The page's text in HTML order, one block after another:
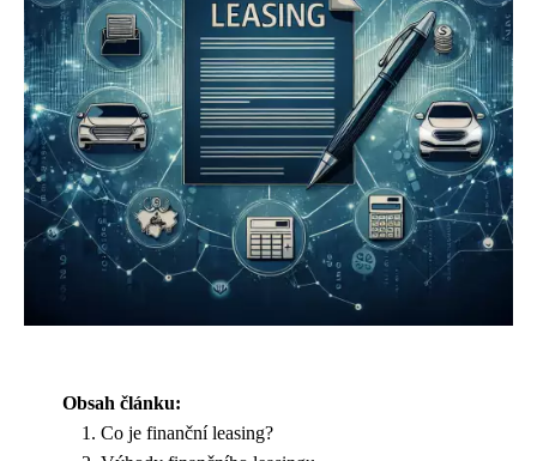
Obsah článku:
Co je finanční leasing?